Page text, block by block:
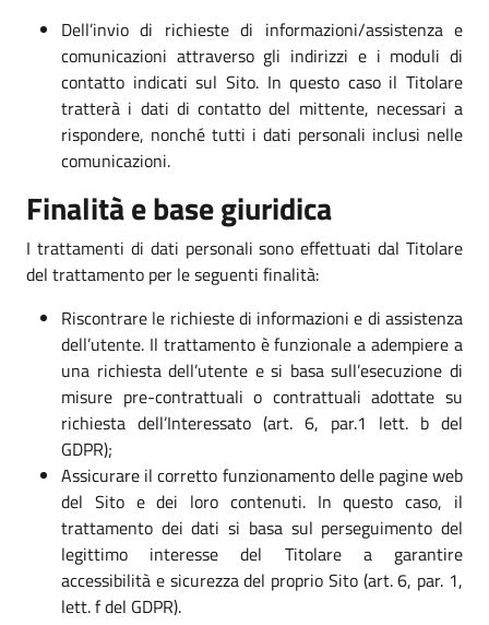
Dell’invio di richieste di informazioni/assistenza e
comunicazioni attraverso gli indirizzi e i moduli di
contatto indicati sul Sito. In questo caso il Titolare
tratterà i dati di contatto del mittente, necessari a
rispondere, nonché tutti i dati personali inclusi nelle
comunicazioni.
Finalità e base giuridica
I trattamenti di dati personali sono effettuati dal Titolare
del trattamento per le seguenti finalità:
Riscontrare le richieste di informazioni e di assistenza
dell’utente. Il trattamento è funzionale a adempiere a
una richiesta dell’utente e si basa sull’esecuzione di
misure pre-contrattuali o contrattuali adottate su
richiesta dell’Interessato (art. 6, par.1 lett. b del
GDPR);
Assicurare il corretto funzionamento delle pagine web
del Sito e dei loro contenuti. In questo caso, il
trattamento dei dati si basa sul perseguimento del
legittimo interesse del Titolare a garantire
accessibilità e sicurezza del proprio Sito (art. 6, par. 1,
lett. f del GDPR).